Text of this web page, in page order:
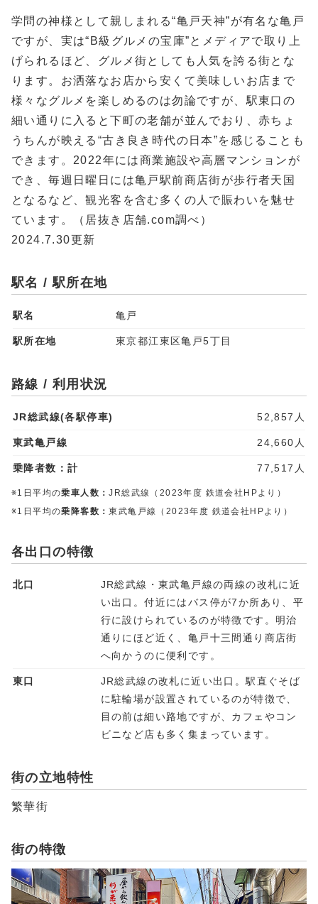
学問の神様として親しまれる“亀戸天神”が有名な亀戸
ですが、実は“B級グルメの宝庫”とメディアで取り上
げられるほど、グルメ街としても人気を誇る街とな
ります。お洒落なお店から安くて美味しいお店まで
様々なグルメを楽しめるのは勿論ですが、駅東口の
細い通りに入ると下町の老舗が並んでおり、赤ちょ
うちんが映える“古き良き時代の日本”を感じることも
できます。2022年には商業施設や高層マンションが
でき、毎週日曜日には亀戸駅前商店街が歩行者天国
となるなど、観光客を含む多くの人で賑わいを魅せ
ています。（居抜き店舗.com調べ）
2024.7.30更新
駅名 / 駅所在地
駅名 亀戸
駅所在地 東京都江東区亀戸5丁目
路線 / 利用状況
JR総武線(各駅停車) 52,857人
東武亀戸線 24,660人
乗降者数：計 77,517人
※1日平均の乗車人数：JR総武線（2023年度 鉄道会社HPより）
※1日平均の乗降客数：東武亀戸線（2023年度 鉄道会社HPより）
各出口の特徴
北口
JR総武線・東武亀戸線の両線の改札に近
い出口。付近にはバス停が7か所あり、平
行に設けられているのが特徴です。明治
通りにほど近く、亀戸十三間通り商店街
へ向かうのに便利です。
東口
JR総武線の改札に近い出口。駅直ぐそば
に駐輪場が設置されているのが特徴で、
目の前は細い路地ですが、カフェやコン
ビニなど店も多く集まっています。
街の立地特性
繁華街
街の特徴